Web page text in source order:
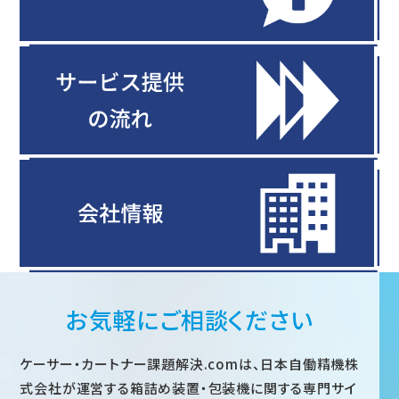
お気軽にご相談ください
ケーサー・カートナー課題解決.comは、日本自働精機株
式会社が運営する箱詰め装置・包装機に関する専門サイ